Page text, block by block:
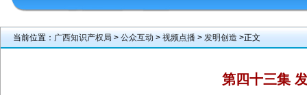
当前位置： 广西知识产权局 > 公众互动 > 视频点播 > 发明创造 >正文
第四十三集